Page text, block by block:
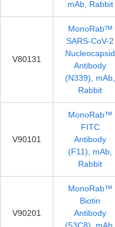
mAb, Rabbit
V80131
MonoRabᵀᴹ
SARS-CoV-2
Nucleocapsid
Antibody
(N339), mAb,
Rabbit
V90101
MonoRab™
FITC
Antibody
(F11), mAb,
Rabbit
V90201
MonoRab™
Biotin
Antibody